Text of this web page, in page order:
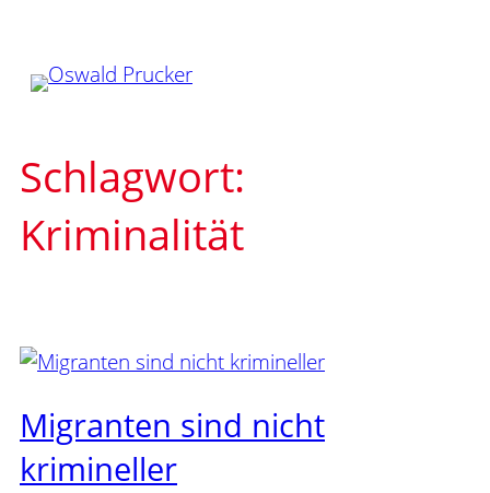
springen
Schlagwort:
Kriminalität
Migranten sind nicht
krimineller